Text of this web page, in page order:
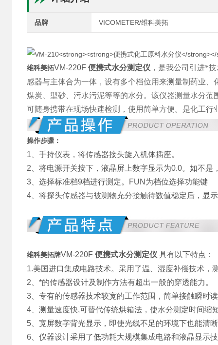
品牌 VICOMETER/维科美拓
维科美拓VM-220F 便携式水分测定仪 ， 是我公司引进*
感器与主体合为一体，设有多个档位用来测量制药业
煤炭、型砂、污水污泥等等的水分。该仪器测量水分
可随身携带在现场快速检测，使用简单方便。是化工行
操作步骤：
1、手持仪表，将传感器接头旋入机体插座。
2、将电源开关按下，液晶屏上数字显示为0.0。如不
3、选择标准档9档进行测定。FUN为档位选择功能键
4、将探头传感器与被测物充分接触待数值稳定后，显
维科美拓牌VM-220F 便携式水分测定仪 具有以下特点：
1.美国进口集成电路技术。采用了温、湿度补偿技术，
2、*的传感器设计及制作方法有超出一般的穿透能力。
3、专有的传感器技术较宽的工作范围，简单接触瞬时
4、测量速度快,可替代传统烘箱法，使水分测定时间
5、宽屏数字背光显示，即使光线不足的环境下也能清
6、仪器设计采用了低功耗大规模集成电路和液晶显示